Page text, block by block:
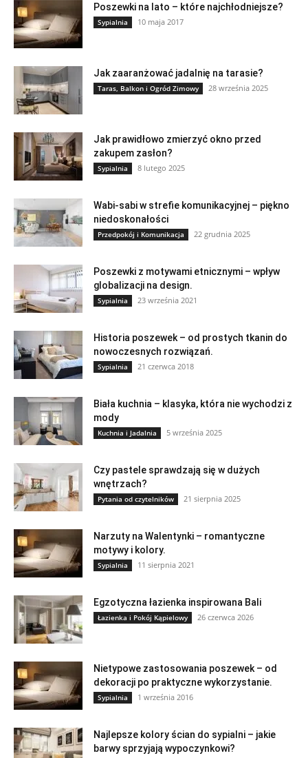
Poszewki na lato – które najchłodniejsze?
Sypialnia 10 maja 2017
Jak zaaranżować jadalnię na tarasie?
Taras, Balkon i Ogród Zimowy 28 września 2025
Jak prawidłowo zmierzyć okno przed
zakupem zasłon?
Sypialnia 8 lutego 2025
Wabi-sabi w strefie komunikacyjnej – piękno
niedoskonałości
Przedpokój i Komunikacja 22 grudnia 2025
Poszewki z motywami etnicznymi – wpływ
globalizacji na design.
Sypialnia 23 września 2021
Historia poszewek – od prostych tkanin do
nowoczesnych rozwiązań.
Sypialnia 21 czerwca 2018
Biała kuchnia – klasyka, która nie wychodzi z
mody
Kuchnia i Jadalnia 5 września 2025
Czy pastele sprawdzają się w dużych
wnętrzach?
Pytania od czytelników 21 sierpnia 2025
Narzuty na Walentynki – romantyczne
motywy i kolory.
Sypialnia 11 sierpnia 2021
Egzotyczna łazienka inspirowana Bali
Łazienka i Pokój Kąpielowy 26 czerwca 2026
Nietypowe zastosowania poszewek – od
dekoracji po praktyczne wykorzystanie.
Sypialnia 1 września 2016
Najlepsze kolory ścian do sypialni – jakie
barwy sprzyjają wypoczynkowi?